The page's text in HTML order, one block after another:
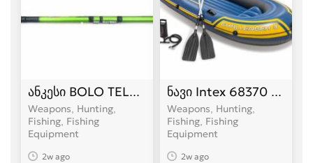
ანკესი BOLO TELEROD
Weapons, Hunting,
Fishing, Fishing
Equipment
2w ago
ნავი Intex 68370
Weapons, Hunting,
Fishing, Fishing
Equipment
2w ago